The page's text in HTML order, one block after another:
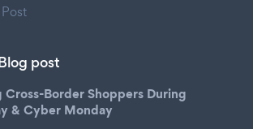
post
Border Shoppers During
& Cyber Monday